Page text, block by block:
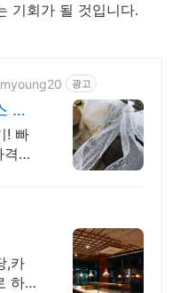
기회가 될 것입니다.
광고
매
! 빠
까
,카
하